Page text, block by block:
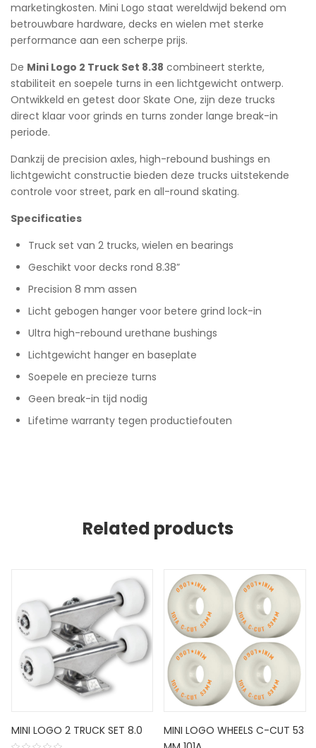
marketingkosten. Mini Logo staat wereldwijd bekend om
betrouwbare hardware, decks en wielen met sterke
performance aan een scherpe prijs.
De Mini Logo 2 Truck Set 8.38 combineert sterkte,
stabiliteit en soepele turns in een lichtgewicht ontwerp.
Ontwikkeld en getest door Skate One, zijn deze trucks
direct klaar voor grinds en turns zonder lange break-in
periode.
Dankzij de precision axles, high-rebound bushings en
lichtgewicht constructie bieden deze trucks uitstekende
controle voor street, park en all-round skating.
Specificaties
Truck set van 2 trucks, wielen en bearings
Geschikt voor decks rond 8.38”
Precision 8 mm assen
Licht gebogen hanger voor betere grind lock-in
Ultra high-rebound urethane bushings
Lichtgewicht hanger en baseplate
Soepele en precieze turns
Geen break-in tijd nodig
Lifetime warranty tegen productiefouten
Related products
MINI LOGO 2 TRUCK SET 8.0
MINI LOGO WHEELS C-CUT 53